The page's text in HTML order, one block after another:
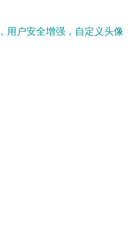
用户安全增强，自定义头像